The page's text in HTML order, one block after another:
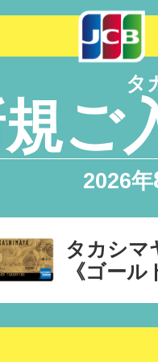
タ
ご
2026年
タカシマ
《ゴール